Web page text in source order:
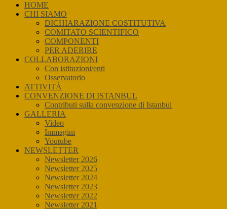
HOME
CHI SIAMO
DICHIARAZIONE COSTITUTIVA
COMITATO SCIENTIFICO
COMPONENTI
PER ADERIRE
COLLABORAZIONI
Con istituzioni/enti
Osservatorio
ATTIVITÀ
CONVENZIONE DI ISTANBUL
Contributi sulla convenzione di Istanbul
GALLERIA
Video
Immagini
Youtube
NEWSLETTER
Newsletter 2026
Newsletter 2025
Newsletter 2024
Newsletter 2023
Newsletter 2022
Newsletter 2021